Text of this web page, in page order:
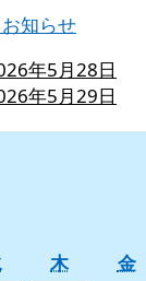
知らせ
年5月28日
年5月29日
水
木木
金金